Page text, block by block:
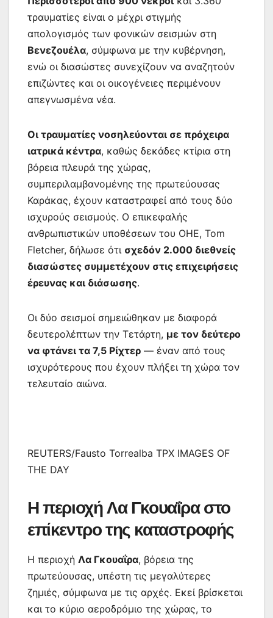
τραυματίες είναι ο μέχρι στιγμής
απολογισμός των φονικών σεισμών στη
Βενεζουέλα, σύμφωνα με την κυβέρνηση,
ενώ οι διασώστες συνεχίζουν να αναζητούν
επιζώντες και οι οικογένειες περιμένουν
απεγνωσμένα νέα.
Οι τραυματίες νοσηλεύονται σε πρόχειρα
ιατρικά κέντρα, καθώς δεκάδες κτίρια στη
βόρεια πλευρά της χώρας,
συμπεριλαμβανομένης της πρωτεύουσας
Καράκας, έχουν καταστραφεί από τους δύο
ισχυρούς σεισμούς. Ο επικεφαλής
ανθρωπιστικών υποθέσεων του ΟΗΕ, Tom
Fletcher, δήλωσε ότι σχεδόν 2.000 διεθνείς
διασώστες συμμετέχουν στις επιχειρήσεις
έρευνας και διάσωσης.
Οι δύο σεισμοί σημειώθηκαν με διαφορά
δευτερολέπτων την Τετάρτη, με τον δεύτερο
να φτάνει τα 7,5 Ρίχτερ — έναν από τους
ισχυρότερους που έχουν πλήξει τη χώρα τον
τελευταίο αιώνα.
REUTERS/Fausto Torrealba TPX IMAGES OF
THE DAY
Η περιοχή Λα Γκουαΐρα στο
επίκεντρο της καταστροφής
Η περιοχή Λα Γκουαΐρα, βόρεια της
πρωτεύουσας, υπέστη τις μεγαλύτερες
ζημιές, σύμφωνα με τις αρχές. Εκεί βρίσκεται
και το κύριο αεροδρόμιο της χώρας, το